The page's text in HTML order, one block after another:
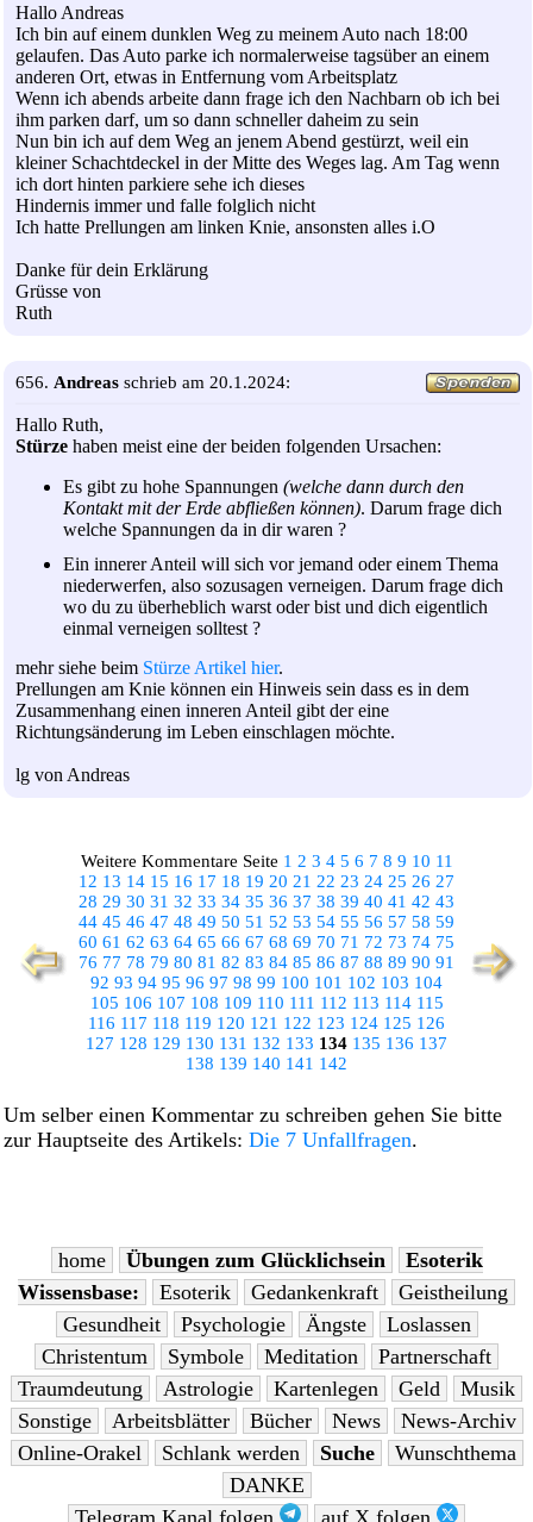
Hallo Andreas
Ich bin auf einem dunklen Weg zu meinem Auto nach 18:00
gelaufen. Das Auto parke ich normalerweise tagsüber an einem
anderen Ort, etwas in Entfernung vom Arbeitsplatz
Wenn ich abends arbeite dann frage ich den Nachbarn ob ich bei
ihm parken darf, um so dann schneller daheim zu sein
Nun bin ich auf dem Weg an jenem Abend gestürzt, weil ein
kleiner Schachtdeckel in der Mitte des Weges lag. Am Tag wenn
ich dort hinten parkiere sehe ich dieses
Hindernis immer und falle folglich nicht
Ich hatte Prellungen am linken Knie, ansonsten alles i.O
Danke für dein Erklärung
Grüsse von
Ruth
656. Andreas schrieb am 20.1.2024:
Hallo Ruth,
Stürze haben meist eine der beiden folgenden Ursachen:
Es gibt zu hohe Spannungen (welche dann durch den
Kontakt mit der Erde abfließen können). Darum frage dich
welche Spannungen da in dir waren ?
Ein innerer Anteil will sich vor jemand oder einem Thema
niederwerfen, also sozusagen verneigen. Darum frage dich
wo du zu überheblich warst oder bist und dich eigentlich
einmal verneigen solltest ?
mehr siehe beim Stürze Artikel hier.
Prellungen am Knie können ein Hinweis sein dass es in dem
Zusammenhang einen inneren Anteil gibt der eine
Richtungsänderung im Leben einschlagen möchte.
lg von Andreas
Weitere Kommentare Seite 1 2 3 4 5 6 7 8 9 10 11
12 13 14 15 16 17 18 19 20 21 22 23 24 25 26 27
28 29 30 31 32 33 34 35 36 37 38 39 40 41 42 43
44 45 46 47 48 49 50 51 52 53 54 55 56 57 58 59
60 61 62 63 64 65 66 67 68 69 70 71 72 73 74 75
76 77 78 79 80 81 82 83 84 85 86 87 88 89 90 91
92 93 94 95 96 97 98 99 100 101 102 103 104
105 106 107 108 109 110 111 112 113 114 115
116 117 118 119 120 121 122 123 124 125 126
127 128 129 130 131 132 133 134 135 136 137
138 139 140 141 142
Um selber einen Kommentar zu schreiben gehen Sie bitte
zur Hauptseite des Artikels: Die 7 Unfallfragen.
home Übungen zum Glücklichsein
Esoterik
Wissensbase:
Esoterik Gedankenkraft
Geistheilung
Gesundheit
Psychologie Ängste
Loslassen
Christentum
Symbole Meditation
Partnerschaft
Traumdeutung
Astrologie Kartenlegen Geld
Musik
Sonstige
Arbeitsblätter Bücher News
News-Archiv
Online-Orakel
Schlank werden Suche
Wunschthema
DANKE